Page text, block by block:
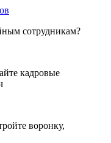
сотрудникам?
кадровые
воронку,